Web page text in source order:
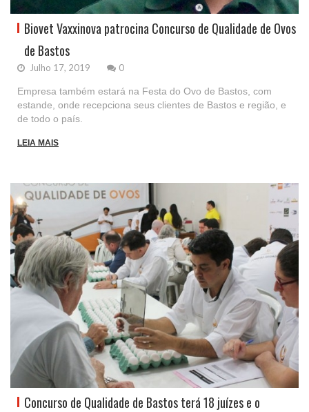
Biovet Vaxxinova patrocina Concurso de Qualidade de Ovos
de Bastos
Julho 17, 2019 0
Empresa também estará na Festa do Ovo de Bastos, com
estande, onde recepciona seus clientes de Bastos e região, e
de todo o país.
LEIA MAIS
Concurso de Qualidade de Bastos terá 18 juízes e o